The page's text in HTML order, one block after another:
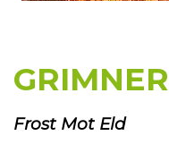
GRIMNER
Frost Mot Eld